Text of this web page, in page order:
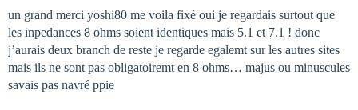
un grand merci yoshi80 me voila fixé oui je regardais surtout que
les inpedances 8 ohms soient identiques mais 5.1 et 7.1 ! donc
j’aurais deux branch de reste je regarde egalemt sur les autres sites
mais ils ne sont pas obligatoiremt en 8 ohms… majus ou minuscules
savais pas navré ppie